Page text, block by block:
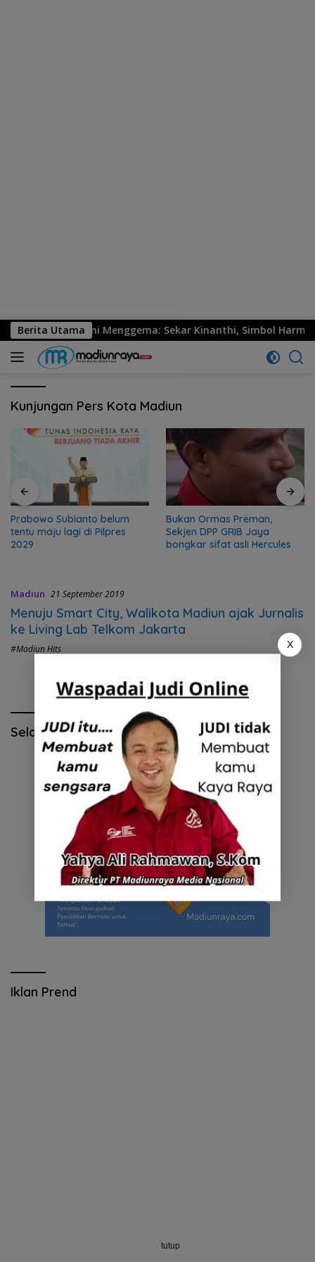
Berita Utama
Ponorogo Resmi Menggema: Sekar Kinanthi, Simbol Harmoni
Kunjungan Pers Kota Madiun
Prabowo Subianto belum
tentu maju lagi di Pilpres
2029
Bukan Ormas Preman,
Sekjen DPP GRIB Jaya
bongkar sifat asli Hercules
Madiun 21 September 2019
Menuju Smart City, Walikota Madiun ajak Jurnalis
ke Living Lab Telkom Jakarta
#Madiun Hits
Selamat Hari Pendidikan Nasional
Iklan Prend
tutup
X